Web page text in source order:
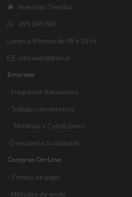
Nuestras Tiendas
095 240 685
Lunes a Viernes de 09 a 18 hs
sitioweb@iber.uy
Empresa:
· Preguntas frecuentes
· Trabaja con nosotros
· Términos y Condiciones
· Descuento Scotiabank
Compras On-Line:
· Formas de pago
· Métodos de envío